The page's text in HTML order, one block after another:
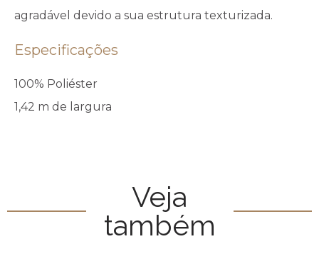
agradável devido a sua estrutura texturizada.
Especificações
100% Poliéster
1,42 m de largura
Veja
também